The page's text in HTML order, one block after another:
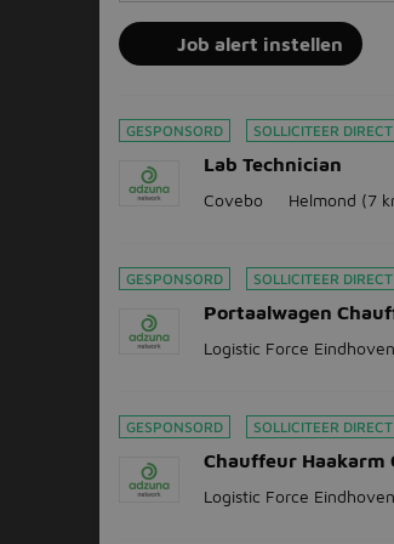
Job alert instellen
GESPONSORD SOLLICITEER DIRECT
Lab Technician
Covebo Helmond (7
GESPONSORD SOLLICITEER DIRECT
Portaalwagen
Logistic Force Eindhoven
GESPONSORD SOLLICITEER DIRECT
Chauffeur Haakarm
Logistic Force Eindhoven